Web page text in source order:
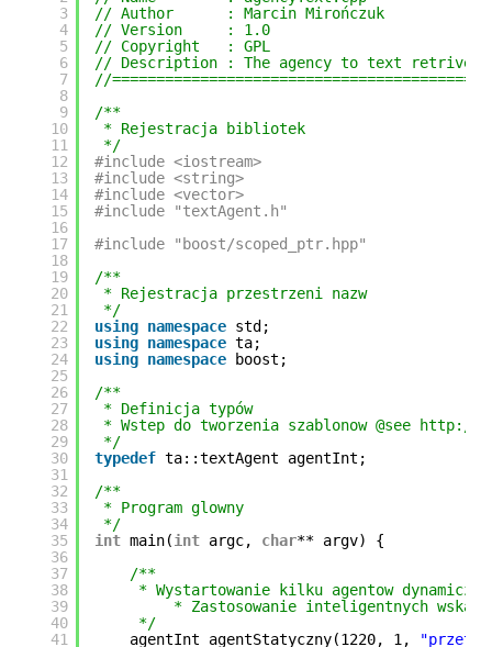
3
4
5
6
7
8
9
10
11
12
13
14
15
16
17
18
19
20
21
22
23
24
25
26
27
28
29
30
31
32
33
34
35
36
37
38
39
40
41
// Author      : Marcin Mirończuk
// Version     : 1.0
// Copyright   : GPL
// Description : The agency to text retrive
//
/**
* Rejestracja bibliotek
*/
#include <iostream>
#include <string>
#include <vector>
#include "textAgent.h"
#include "boost/scoped_ptr.hpp"
/**
* Rejestracja przestrzeni nazw
*/
using namespace std;
using namespace ta;
using namespace
boost;
/**
* Definicja typów
* Wstep do tworzenia szablonow @see
*/
typedef ta::textAgent agentInt;
/**
* Program glowny
*/
int main(int argc, char** argv) {
/**
* Wystartowanie kilku agentow
* Zastosowanie inteligentnych
*/
agentInt agentStatyczny(1220, 1,